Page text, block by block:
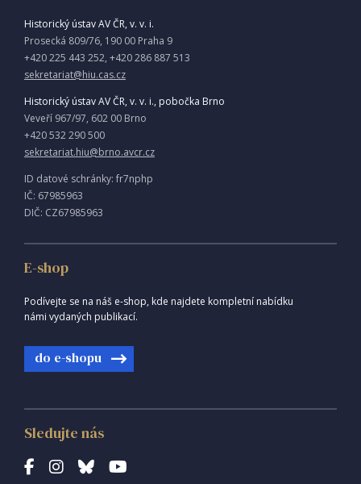
Historický ústav AV ČR, v. v. i.
Prosecká 809/76, 190 00 Praha 9
+420 225 443 252, +420 286 887 513
sekretariat@hiu.cas.cz
Historický ústav AV ČR, v. v. i., pobočka Brno
Veveří 967/97, 602 00 Brno
+420 532 290 500
sekretariat.hiu@brno.avcr.cz
ID datové schránky: fr7nphp
IČ: 67985963
DIČ: CZ67985963
E-shop
Podívejte se na náš e-shop, kde najdete kompletní nabídku
námi vydaných publikací.
do e-shopu
Sledujte nás